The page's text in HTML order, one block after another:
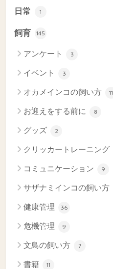
日常 1
飼育 145
アンケート 3
イベント 3
オカメインコの飼い方 11
お迎えをする前に 8
グッズ 2
クリッカートレーニング
コミュニケーション 9
サザナミインコの飼い方
健康管理 36
危機管理 9
文鳥の飼い方 7
書籍 11